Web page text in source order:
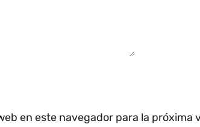
en este navegador para la próxima